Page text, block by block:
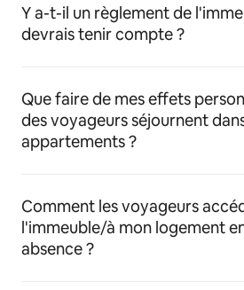
Y a-t-il un règlement de
devrais tenir compte ?
Que faire de mes effets
des voyageurs séjournent
appartements ?
Comment les voyageurs
l'immeuble/à mon logement
absence ?